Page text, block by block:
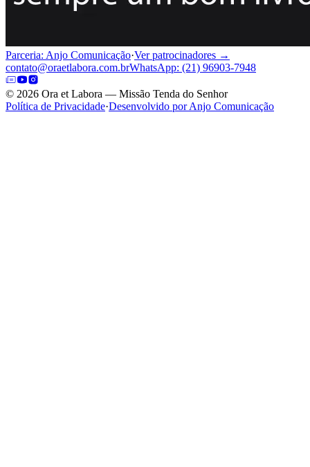
Parceria: Anjo Comunicação·Ver patrocinadores →
contato@oraetlabora.com.brWhatsApp: (21) 96903-7948
© 2026 Ora et Labora — Missão Tenda do Senhor
Política de Privacidade·Desenvolvido por Anjo Comunicação